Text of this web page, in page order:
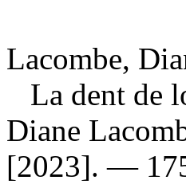
Lacombe,
La dent de
Diane
[2023]. —